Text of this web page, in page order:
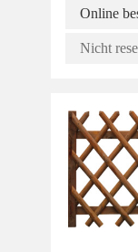
Online
Nicht